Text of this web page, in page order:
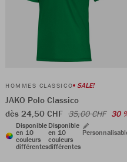
HOMMES CLASSICO SALE!
JAKO Polo Classico
dès 24,50 CHF 35,00 CHF 30
Disponible
en 10
couleurs
différentes
Disponible
en 10
couleurs
différentes